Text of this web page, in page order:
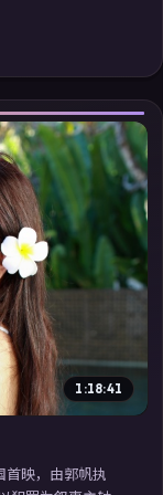
1:18:41
首映，由郭帆执